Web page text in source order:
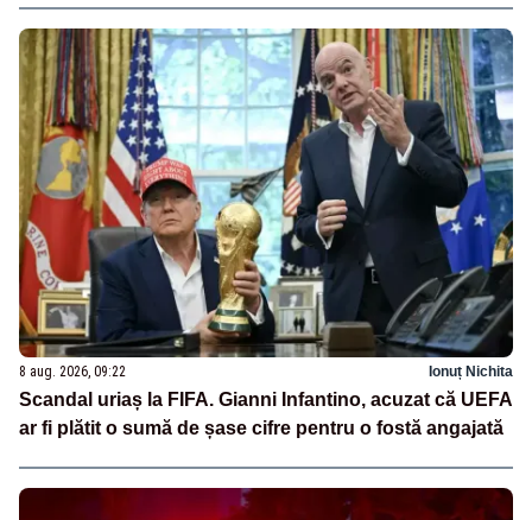
8 aug. 2026, 09:22 Ionuț Nichita
Scandal uriaș la FIFA. Gianni Infantino, acuzat că UEFA
ar fi plătit o sumă de șase cifre pentru o fostă angajată